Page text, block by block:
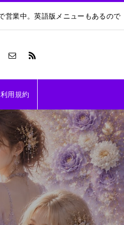
営業中。英語版メニューもあるので
利用規約